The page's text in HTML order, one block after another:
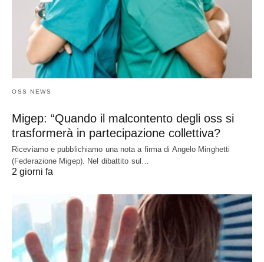
OSS NEWS
Migep: “Quando il malcontento degli oss si
trasformerà in partecipazione collettiva?
Riceviamo e pubblichiamo una nota a firma di Angelo Minghetti
(Federazione Migep). Nel dibattito sul…
2 giorni fa